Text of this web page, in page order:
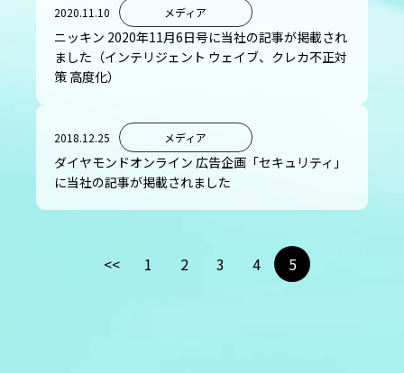
2020.11.10 メディア
ニッキン 2020年11月6日号に当社の記事が掲載され
ました（インテリジェント ウェイブ、クレカ不正対
策 高度化）
2018.12.25 メディア
ダイヤモンドオンライン 広告企画「セキュリティ」
に当社の記事が掲載されました
<< 1 2 3 4 5